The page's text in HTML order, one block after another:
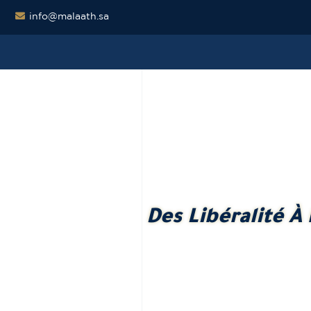
info@malaath.sa
Des Libéralité À